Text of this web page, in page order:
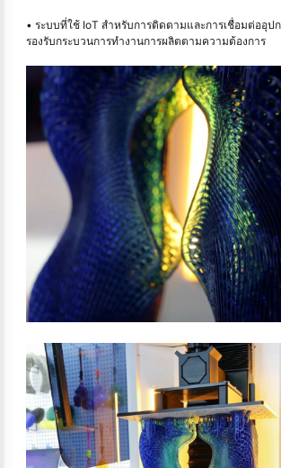
• ระบบที่ใช้ IoT สําหรับการติดตามและการเชื่อมต่ออุป
รองรับกระบวนการทำงานการผลิตตามความต้องการ